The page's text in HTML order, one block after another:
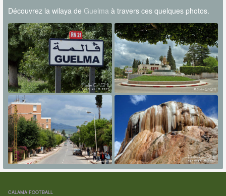
Découvrez la wilaya de Guelmaà travers ces quelques photos.
CALAMA FOOTBALL